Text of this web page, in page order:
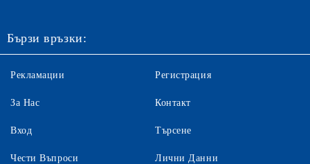
Бързи връзки:
Рекламации
За Нас
Вход
Чести Въпроси
Регистрация
Контакт
Търсене
Лични Данни